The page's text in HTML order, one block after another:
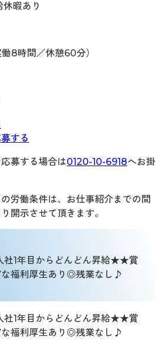
暇あり
8時間／休憩60分）
する
募する場合は0120-10-6918へお掛
労働条件は、お仕事紹介までの間
開示させて頂きます。
社1年目からどんどん昇給★★賞
な福利厚生あり◎残業なし♪
社1年目からどんどん昇給★★賞
な福利厚生あり◎残業なし♪